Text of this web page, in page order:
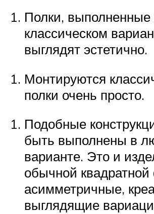
Полки, выполненные
классическом
выглядят эстетично.
Монтируются
полки очень просто.
Подобные
быть выполнены в
варианте. Это и
обычной
асимметричные,
выглядящие